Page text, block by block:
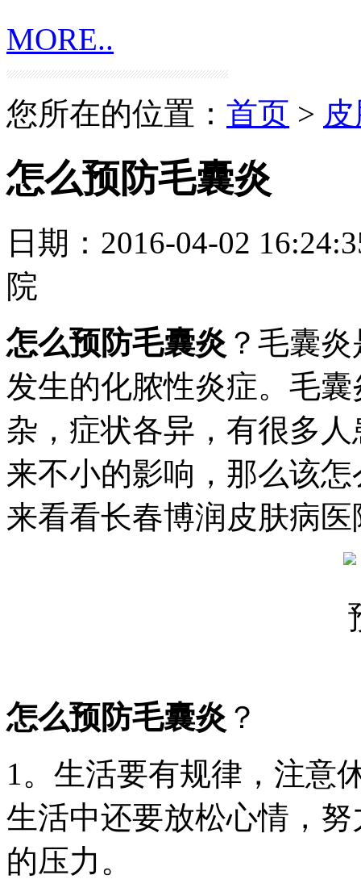
MORE..
您所在的位置： 首页 >
怎么预防毛囊炎
日期：2016-04-02
院
怎么预防毛囊炎 ？毛囊
发生的化脓性炎症。毛
杂，症状各异，有很多
来不小的影响，那么该
来看看长春博润皮肤病
怎么预防毛囊炎 ？
1。生活要有规律，注意
生活中还要放松心情，
的压力。